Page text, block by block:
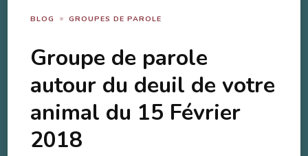
BLOG GROUPES DE PAROLE
Groupe de parole
autour du deuil de votre
animal du 15 Février
2018